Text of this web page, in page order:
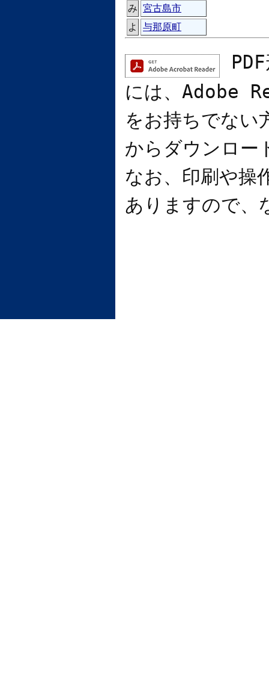
み 宮古島市
よ
与那原町
には、 Adobe
をお持ちでない
からダウンロー
なお、印刷や操
ありますので、